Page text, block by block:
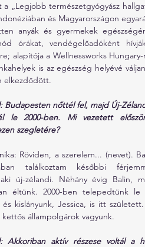
„Legjobb természetgyógyász
és Magyarországon
anyák és gyermekek
órákat, vendégelőadóként
alapítója a Wellnessworks Hungary-
is az egészség helyévé
elkezdődött.
Budapesten nőttél fel, majd Új-
le 2000-ben. Mi vezetett
szegletére?
Röviden, a szerelem... (nevet).
találkoztam későbbi
új-zélandi. Néhány évig Balin,
éltünk. 2000-ben telepedtünk le
és kislányunk, Jessica, is itt
kettős állampolgárok vagyunk.
Akkoriban aktív részese voltál a